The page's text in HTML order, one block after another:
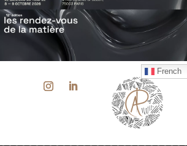
French